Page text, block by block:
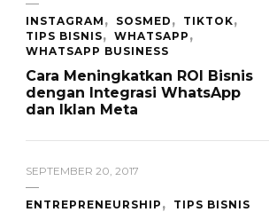
INSTAGRAM SOSMED
TIKTOK
TIPS BISNIS
WHATSAPP
WHATSAPP BUSINESS
Cara Meningkatkan ROI Bisnis
dengan Integrasi WhatsApp
dan Iklan Meta
SEPTEMBER 20, 2017
ENTREPRENEURSHIP TIPS BISNIS